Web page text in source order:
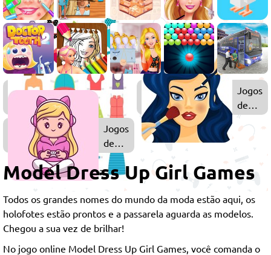
Jogos
de
Vestir
Jogos
de
Jogos
de
Meninas
Model Dress Up Girl Games
Todos os grandes nomes do mundo da moda estão aqui, os
holofotes estão prontos e a passarela aguarda as modelos.
Chegou a sua vez de brilhar!
No jogo online Model Dress Up Girl Games, você comanda o